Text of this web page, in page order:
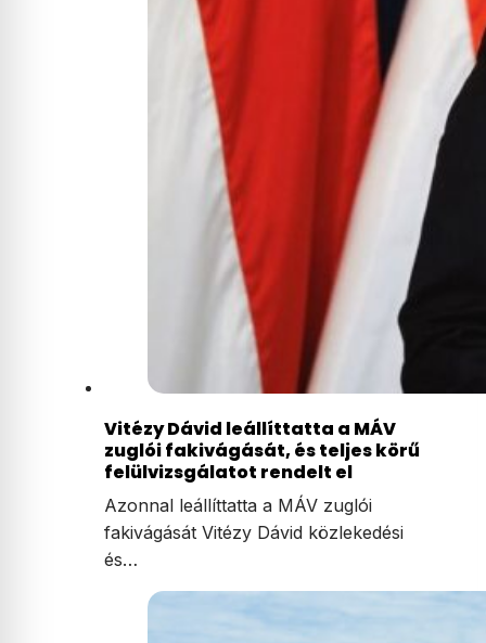
Vitézy Dávid leállíttatta a MÁV
zuglói fakivágását, és teljes körű
felülvizsgálatot rendelt el
Azonnal leállíttatta a MÁV zuglói
fakivágását Vitézy Dávid közlekedési
és…